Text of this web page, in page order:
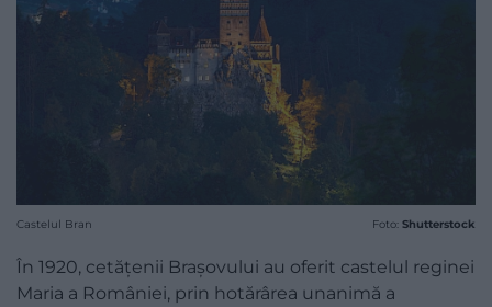
Castelul Bran Foto: Shutterstock
În 1920, cetățenii Brașovului au oferit castelul reginei
Maria a României, prin hotărârea unanimă a